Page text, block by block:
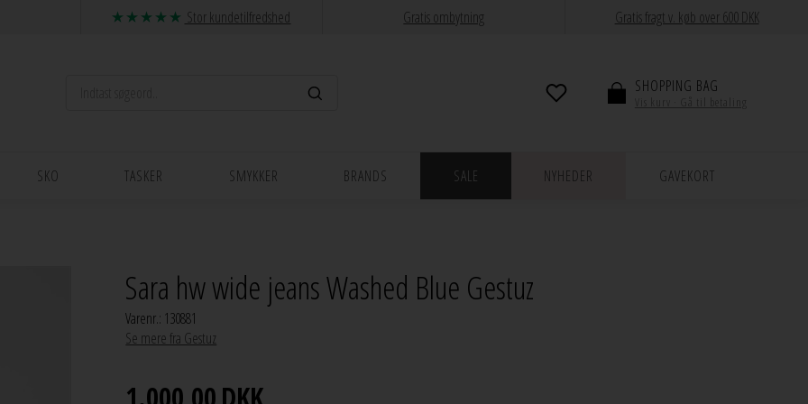
Stor kundetilfredshed Gratis ombytning Gratis fragt v. køb over 600 DKK
SHOPPING BAG
SKO TASKER SMYKKER BRANDS SALE NYHEDER GAVEKORT
Sara hw wide jeans Washed Blue Gestuz
Varenr.: 130881
Se mere fra Gestuz